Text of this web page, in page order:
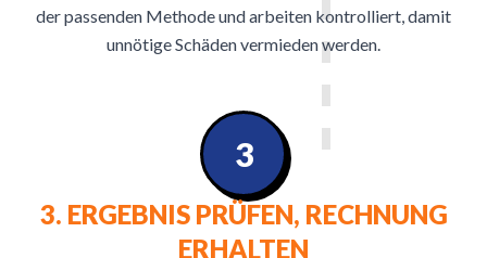
der passenden Methode und arbeiten kontrolliert, damit
unnötige Schäden vermieden werden.
3. ERGEBNIS PRÜFEN, RECHNUNG
ERHALTEN
3